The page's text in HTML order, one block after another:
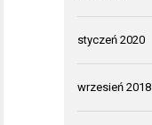
styczeń 2020
wrzesień 2018